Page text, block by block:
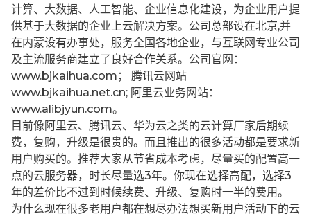
计算、大数据、人工智能、企业信息化建设，为企业用户提
供基于大数据的企业上云解决方案。公司总部设在北京,并
在内蒙设有办事处，服务全国各地企业，与互联网专业公司
及主流服务商建立了良好合作关系。公司官网：
www.bjkaihua.com； 腾讯云网站
www.bjkaihua.net.cn; 阿里云业务网站：
www.alibjyun.com。
目前像阿里云、腾讯云、华为云之类的云计算厂家后期续
费，复购，升级是很贵的。而且推出的很多活动都是要求新
用户购买的。推荐大家从节省成本考虑，尽量买的配置高一
点的云服务器，时长尽量选3年。你现在选择高配，选择3
年的差价比不过到时候续费、升级、复购时一半的费用。
为什么现在很多老用户都在想尽办法想买新用户活动下的云